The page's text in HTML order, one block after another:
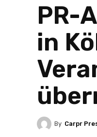
PR-
in
By Carpr